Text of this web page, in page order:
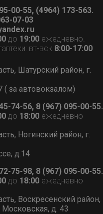
00-55, (4964) 173-563.
07-03
до 19:00ежедневно.
вт-вск 8:00-17:00
Шатурский район, г.
( за автовокзалом)
74-56, 8 (967) 095-00-55.
до 18:00ежедневно
Ногинский район, г.
д.14
75-98, 8 (967) 095-00-55.
до 18:00ежедневно
Воскресенский район,
Московская, д. 43